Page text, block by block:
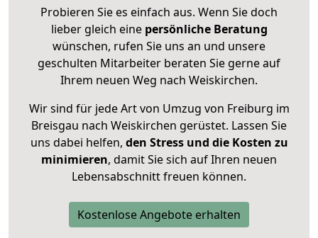
Probieren Sie es einfach aus. Wenn Sie doch
lieber gleich eine persönliche Beratung
wünschen, rufen Sie uns an und unsere
geschulten Mitarbeiter beraten Sie gerne auf
Ihrem neuen Weg nach Weiskirchen.
Wir sind für jede Art von Umzug von Freiburg im
Breisgau nach Weiskirchen gerüstet. Lassen Sie
uns dabei helfen, den Stress und die Kosten zu
minimieren, damit Sie sich auf Ihren neuen
Lebensabschnitt freuen können.
Kostenlose Angebote erhalten